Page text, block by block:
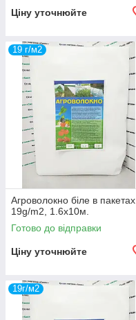
Ціну уточнюйте
19 г/м2
Агроволокно біле в пакетах
19g/m2, 1.6х10м.
Готово до відправки
Ціну уточнюйте
19г/м2